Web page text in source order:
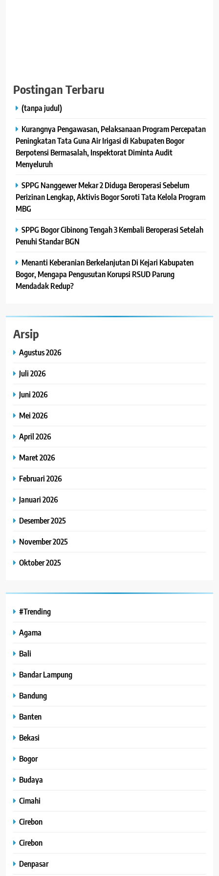
Postingan Terbaru
(tanpa judul)
Kurangnya Pengawasan, Pelaksanaan Program Percepatan
Peningkatan Tata Guna Air Irigasi di Kabupaten Bogor
Berpotensi Bermasalah, Inspektorat Diminta Audit
Menyeluruh
SPPG Nanggewer Mekar 2 Diduga Beroperasi Sebelum
Perizinan Lengkap, Aktivis Bogor Soroti Tata Kelola Program
MBG
SPPG Bogor Cibinong Tengah 3 Kembali Beroperasi Setelah
Penuhi Standar BGN
Menanti Keberanian Berkelanjutan Di Kejari Kabupaten
Bogor, Mengapa Pengusutan Korupsi RSUD Parung
Mendadak Redup?
Arsip
Agustus 2026
Juli 2026
Juni 2026
Mei 2026
April 2026
Maret 2026
Februari 2026
Januari 2026
Desember 2025
November 2025
Oktober 2025
#Trending
Agama
Bali
Bandar Lampung
Bandung
Banten
Bekasi
Bogor
Budaya
Cimahi
Cirebon
Cirebon
Denpasar